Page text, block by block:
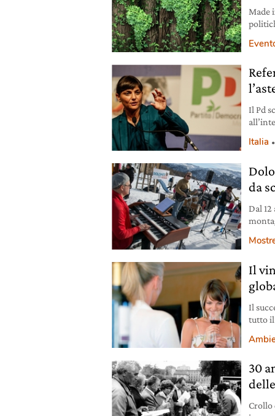
Made
Il Pd
Italia
da
Dal
Il
Il
tutto il
vino
30
Crollo